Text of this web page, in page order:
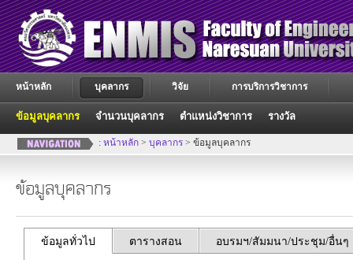
หน้าหลัก บุคลากร
ข้อมูลบุคลากร จำนวนบุคลากร ตำแหน่งวิชาการ รางวัล
วิจัย การบริการวิชาการ
: หน้าหลัก > บุคลากร > ข้อมูลบุคลากร
ข้อมูลบุคลากร
ข้อมูลทั่วไป ตารางสอน อบรมฯ/สัมมนา/ประชุม/อื่นๆ